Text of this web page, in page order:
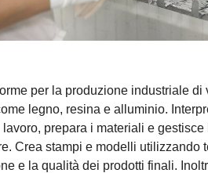
per la produzione industriale di
legno, resina e alluminio.
prepara i materiali e
Crea stampi e modelli utilizzando
e la qualità dei prodotti finali.